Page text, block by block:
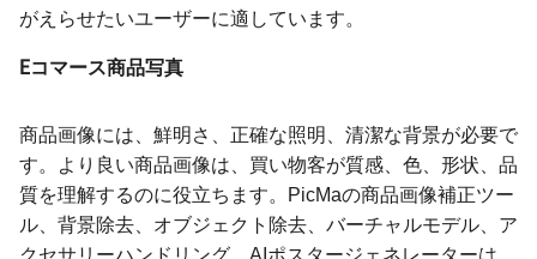
がえらせたいユーザーに適しています。
Eコマース商品写真
商品画像には、鮮明さ、正確な照明、清潔な背景が必要で
す。より良い商品画像は、買い物客が質感、色、形状、品
質を理解するのに役立ちます。PicMaの商品画像補正ツー
ル、背景除去、オブジェクト除去、バーチャルモデル、ア
クセサリーハンドリング、AIポスタージェネレーターは、